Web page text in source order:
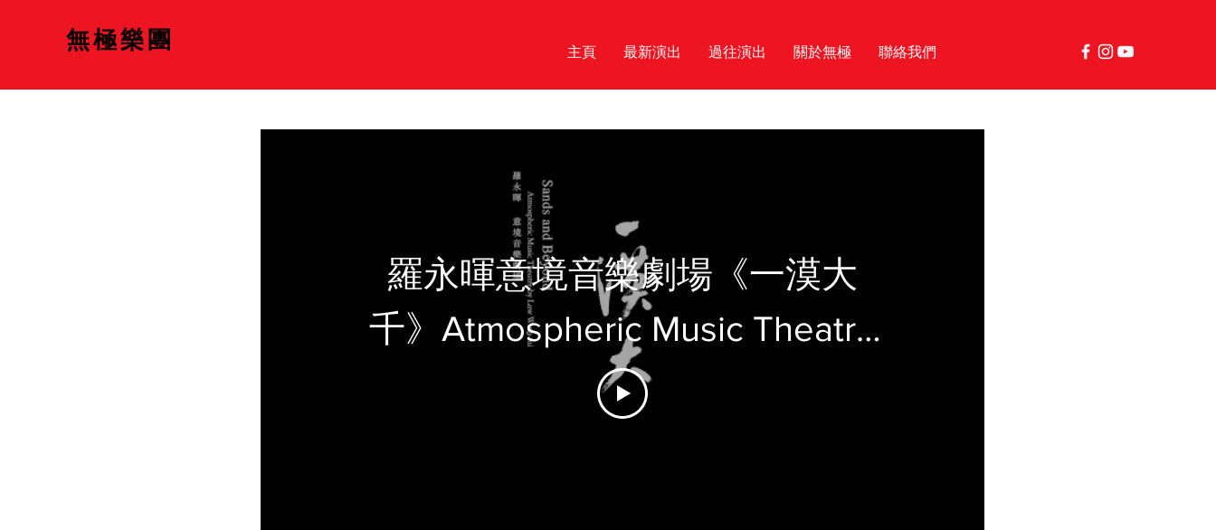
無極樂團 主頁 最新演出 過往演出 關於無極 聯絡我們
羅永暉意境音樂劇場《一漠大
千》Atmospheric Music Theatre
by Law Wing-fai - "Sands and